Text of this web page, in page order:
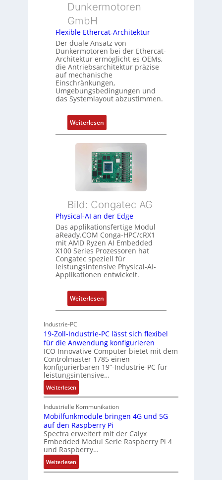
e
w
a
c
h
u
n
g
s
s
u
n
g
u
n
Z
u
s
t
a
n
d
ü
b
e
r
w
a
c
h
u
n
g
e
t
y
p
s
o
r
g
t
f
ü
r
m
e
h
r
i
s
t
u
n
g
Dunkermotoren
GmbH
Flexible Ethercat-Architektur
Der duale Ansatz von
Dunkermotoren bei der Ethercat-
Architektur ermöglicht es OEMs,
die Antriebsarchitektur präzise
auf mechanische
Einschränkungen,
Umgebungsbedingungen und
das Systemlayout abzustimmen.
Weiterlesen:
F
l
e
x
i
b
e
E
t
h
e
r
c
a
t
-
A
c
h
i
t
e
r
Bild: Congatec AG
Physical-AI an der Edge
Das applikationsfertige Modul
aReady.COM Conga-HPC/cRX1
mit AMD Ryzen AI Embedded
X100 Series Prozessoren hat
Congatec speziell für
leistungsintensive Physical-AI-
Applikationen entwickelt.
Weiterlesen:
P
s
i
c
a
I
a
n
d
E
Industrie-PC
19-Zoll-Industrie-PC lässt sich flexibel
für die Anwendung konfigurieren
ICO Innovative Computer bietet mit dem
Controlmaster 1785 einen
konfigurierbaren 19“-Industrie-PC für
leistungsintensive…
Weiterlesen:
1
9
-
Z
o
l
l
-
I
Industrielle Kommunikation
Mobilfunkmodule bringen 4G und 5G
auf den Raspberry Pi
Spectra erweitert mit der Calyx
Embedded Modul Serie Raspberry Pi 4
und Raspberry…
Weiterlesen:
M